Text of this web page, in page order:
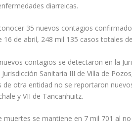
diarreicas.
35 nuevos contagios
16 de abril, 248 mil 135 casos totales
contagios se detectaron en la
Sanitaria III de Villa de
de otra entidad no se reportaron
y VII de Tancanhuitz.
muertes se mantiene en 7 mil 701 al